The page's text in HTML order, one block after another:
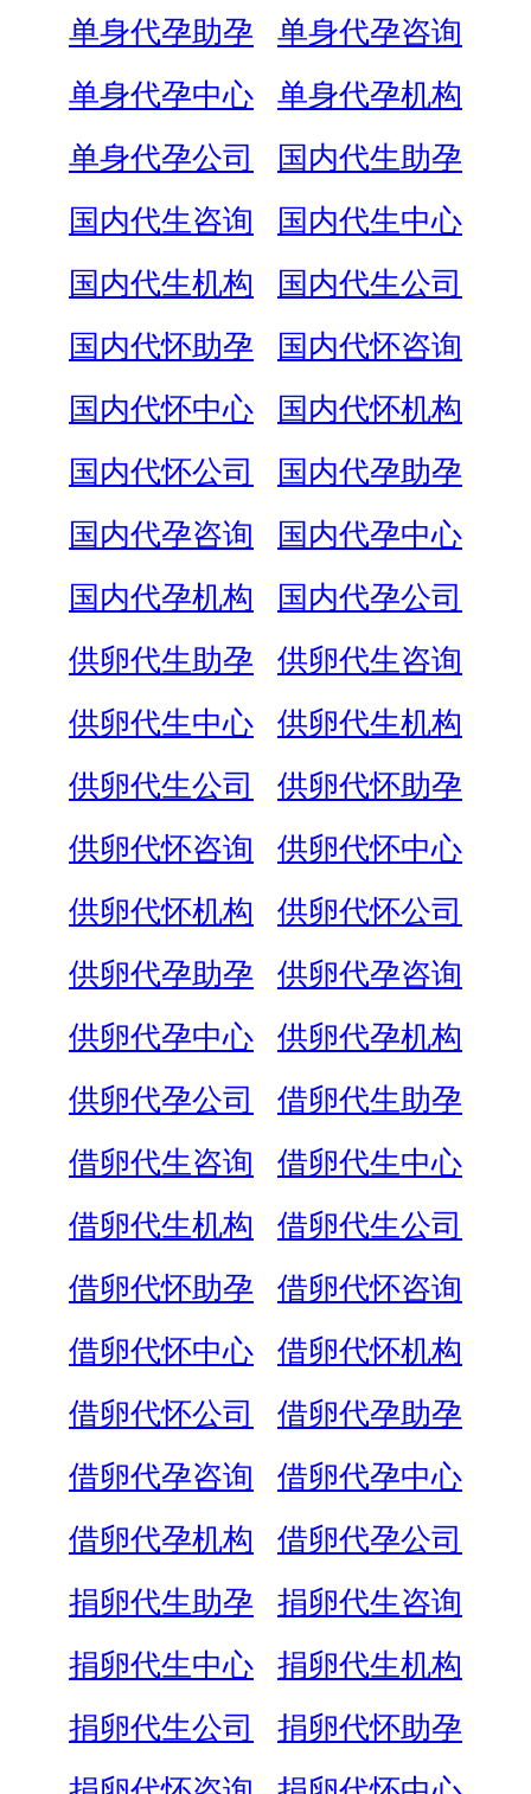
单身代孕助孕
单身代孕咨询
单身代孕中心
单身代孕机构
单身代孕公司
国内代生助孕
国内代生咨询
国内代生中心
国内代生机构
国内代生公司
国内代怀助孕
国内代怀咨询
国内代怀中心
国内代怀机构
国内代怀公司
国内代孕助孕
国内代孕咨询
国内代孕中心
国内代孕机构
国内代孕公司
供卵代生助孕
供卵代生咨询
供卵代生中心
供卵代生机构
供卵代生公司
供卵代怀助孕
供卵代怀咨询
供卵代怀中心
供卵代怀机构
供卵代怀公司
供卵代孕助孕
供卵代孕咨询
供卵代孕中心
供卵代孕机构
供卵代孕公司
借卵代生助孕
借卵代生咨询
借卵代生中心
借卵代生机构
借卵代生公司
借卵代怀助孕
借卵代怀咨询
借卵代怀中心
借卵代怀机构
借卵代怀公司
借卵代孕助孕
借卵代孕咨询
借卵代孕中心
借卵代孕机构
借卵代孕公司
捐卵代生助孕
捐卵代生咨询
捐卵代生中心
捐卵代生机构
捐卵代生公司
捐卵代怀助孕